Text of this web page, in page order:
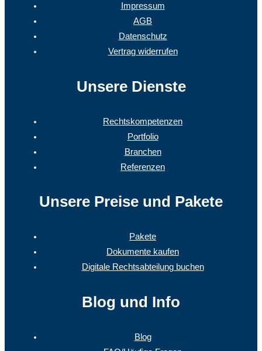
Impressum
AGB
Datenschutz
Vertrag widerrufen
Unsere Dienste
Rechtskompetenzen
Portfolio
Branchen
Referenzen
Unsere Preise und Pakete
Pakete
Dokumente kaufen
Digitale Rechtsabteilung buchen
Blog und Info
Blog